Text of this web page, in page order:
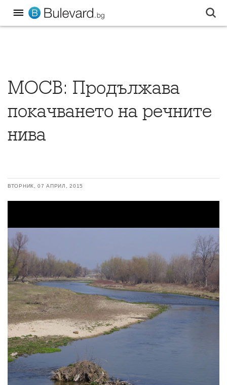
МОСВ: Продължава
покачването на речните
нива
ВТОРНИК, 07 АПРИЛ, 2015